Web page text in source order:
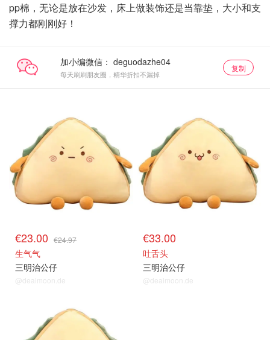
pp棉，无论是放在沙发，床上做装饰还是当靠垫，大小和支
撑力都刚刚好！
加小编微信：
每天刷刷朋友圈，精华折扣不漏掉
复制
€23.00 €24.97
生气气
三明治公仔
@dealmoon.de
€33.00
吐舌头
三明治公仔
@dealmoon.de